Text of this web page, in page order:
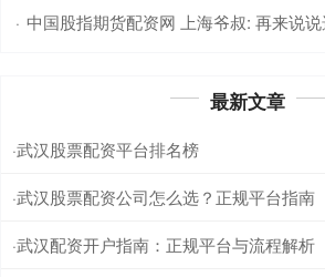
· 中国股指期货配资网 上海爷叔: 再来说
最新文章
·武汉股票配资平台排名榜
·武汉股票配资公司怎么选？正规平台指南
·武汉配资开户指南：正规平台与流程解析